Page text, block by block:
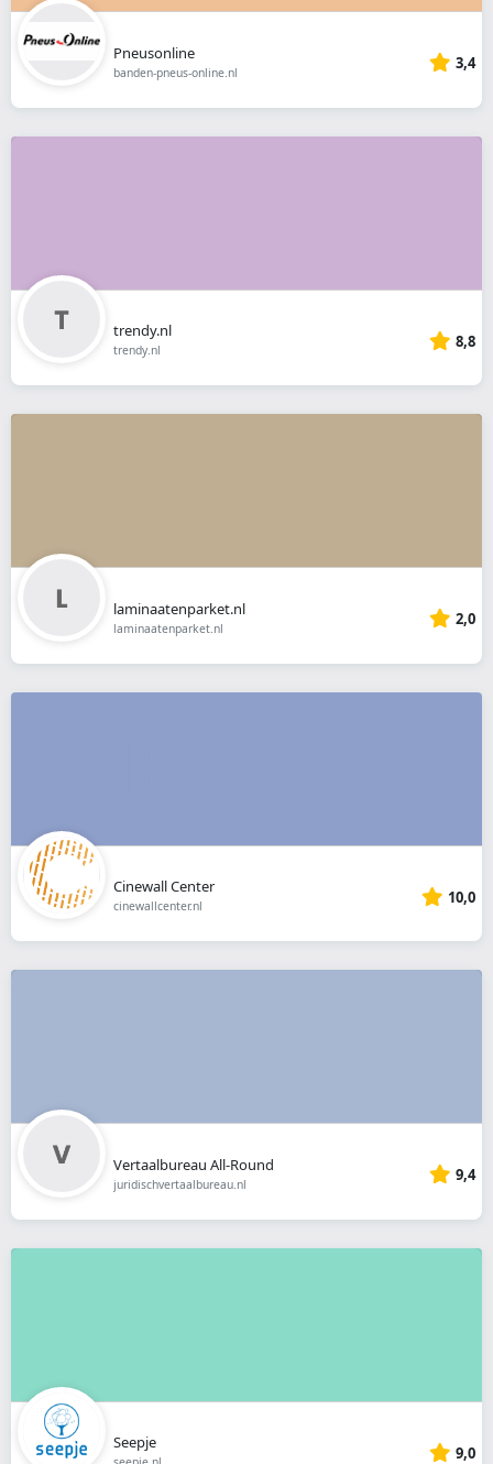
Pneusonline
banden-pneus-online.nl 3,4
trendy.nl
trendy.nl 8,8
laminaatenparket.nl
laminaatenparket.nl 2,0
Cinewall Center
cinewallcenter.nl 10,0
Vertaalbureau All-Round
juridischvertaalbureau.nl 9,4
Seepje
9,0